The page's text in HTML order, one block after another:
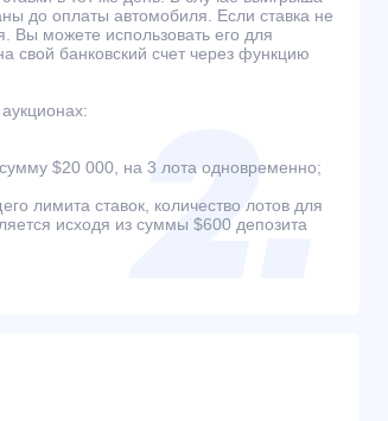
до оплаты автомобиля. Если ставка не
Вы можете использовать его для
свой банковский счет через функцию
$20 000, на 3 лота одновременно;
лимита ставок, количество лотов для
исходя из суммы $600 депозита